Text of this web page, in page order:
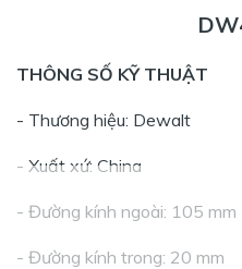
THÔNG SỐ KỸ THUẬT
- Thương hiệu: Dewalt
- Xuất xứ: China
- Đường kính ngoài: 105 mm
- Đường kính trong: 20 mm